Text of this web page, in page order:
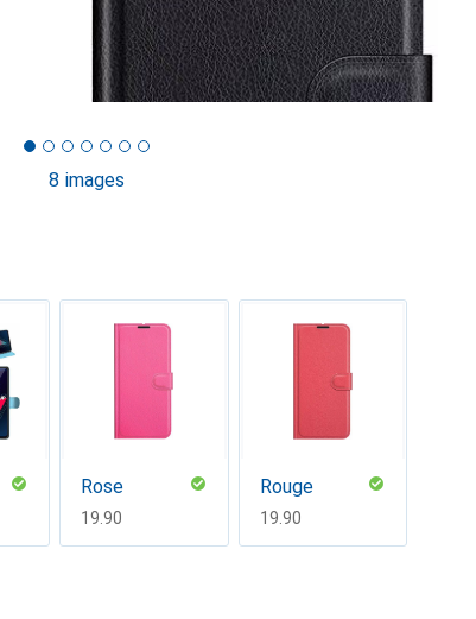
8 images
Rose
CHF
19.90
Rouge
CHF
19.90